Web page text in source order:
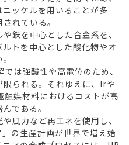
ッケルを用いることが多
れている。
鉄を中心とした合金系を、
トを中心とした酸化物やオ
は強酸性や高電位のため、
られる。それゆえに、Irや
媒材料におけるコストが高
である。
風力など再エネを使用し、
の生産計画が世界で増え始